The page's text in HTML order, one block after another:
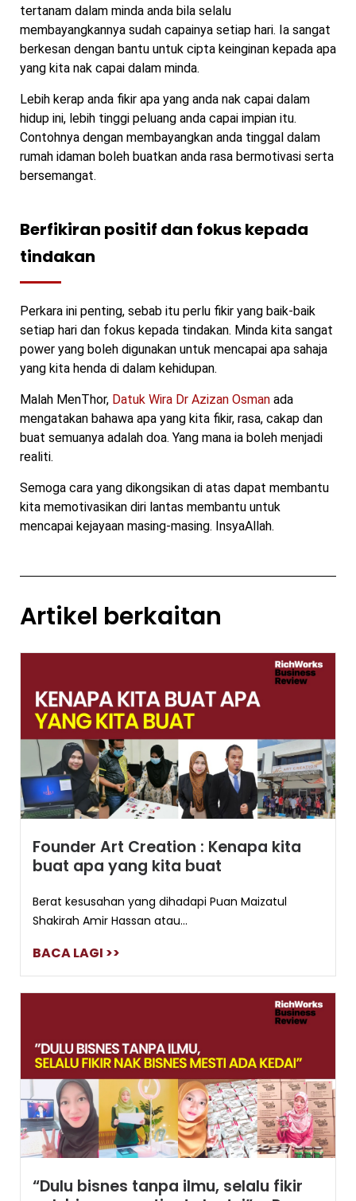
tertanam dalam minda anda bila selalu
membayangkannya sudah capainya setiap hari. Ia sangat
berkesan dengan bantu untuk cipta keinginan kepada apa
yang kita nak capai dalam minda.
Lebih kerap anda fikir apa yang anda nak capai dalam
hidup ini, lebih tinggi peluang anda capai impian itu.
Contohnya dengan membayangkan anda tinggal dalam
rumah idaman boleh buatkan anda rasa bermotivasi serta
bersemangat.
Berfikiran positif dan fokus kepada
tindakan
Perkara ini penting, sebab itu perlu fikir yang baik-baik
setiap hari dan fokus kepada tindakan. Minda kita sangat
power yang boleh digunakan untuk mencapai apa sahaja
yang kita henda di dalam kehidupan.
Malah MenThor, Datuk Wira Dr Azizan Osman ada
mengatakan bahawa apa yang kita fikir, rasa, cakap dan
buat semuanya adalah doa. Yang mana ia boleh menjadi
realiti.
Semoga cara yang dikongsikan di atas dapat membantu
kita memotivasikan diri lantas membantu untuk
mencapai kejayaan masing-masing. InsyaAllah.
Artikel berkaitan
Founder Art Creation : Kenapa kita
buat apa yang kita buat
Berat kesusahan yang dihadapi Puan Maizatul
Shakirah Amir Hassan atau...
BACA LAGI >>
“Dulu bisnes tanpa ilmu, selalu fikir